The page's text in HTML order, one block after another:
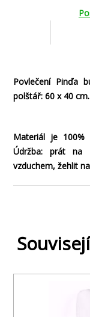
Povlečení Pinďa
polštář: 60 x 40 cm.
Materiál je 100%
Údržba: prát na
vzduchem, žehlit